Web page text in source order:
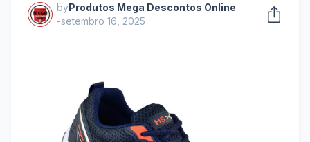
byProdutos Mega Descontos Online
-setembro 16, 2025